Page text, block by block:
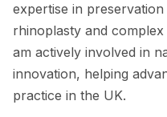
expertise in
rhinoplasty and
am actively involved in
innovation, helping
practice in the UK.